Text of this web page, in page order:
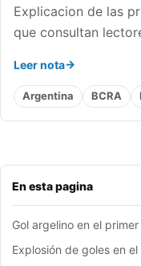
En esta pagina
Gol argelino en el
Explosión de goles en
Explicacion de las
que consultan
Leer nota
Argentina BCRA